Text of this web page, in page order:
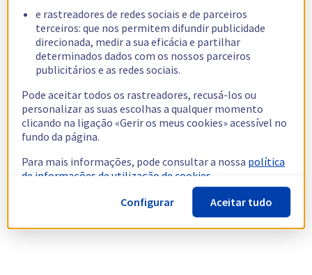
e rastreadores de redes sociais e de parceiros
terceiros: que nos permitem difundir publicidade
direcionada, medir a sua eficácia e partilhar
determinados dados com os nossos parceiros
publicitários e as redes sociais.
Pode aceitar todos os rastreadores, recusá-los ou
personalizar as suas escolhas a qualquer momento
clicando na ligação «Gerir os meus cookies» acessível no
fundo da página.
Para mais informações, pode consultar a nossa política
de informações de utilização de cookies.
Configurar
Aceitar tudo